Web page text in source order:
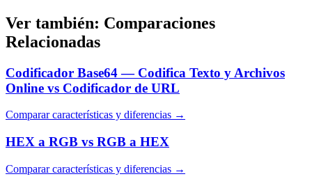
Ver también: Comparaciones
Relacionadas
Codificador Base64 — Codifica Texto y Archivos
Online vs Codificador de URL
Comparar características y diferencias →
HEX a RGB vs RGB a HEX
Comparar características y diferencias →